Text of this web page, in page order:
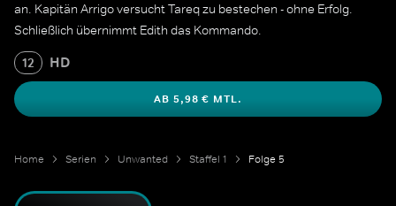
an. Kapitän Arrigo versucht Tareq zu bestechen - ohne Erfolg.
Schließlich übernimmt Edith das Kommando.
12 HD
AB 5,98 € MTL.
Home Serien Unwanted Staffel 1 Folge 5